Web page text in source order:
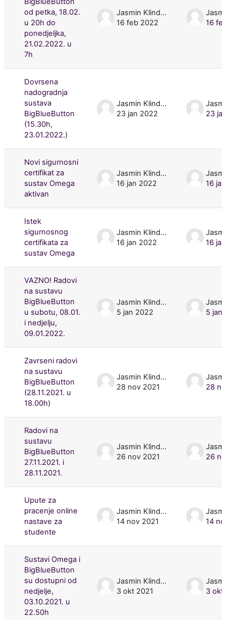
od petka, 18.02.
u 20h do
ponedjeljka,
21.02.2022. u
7h
Jasmin Klindžić
16 feb 2022
16
Dovrsena
nadogradnja
sustava
BigBlueButton
(15.30h,
23.01.2022.)
Jasmin Klindžić
23 jan 2022
23
Novi sigurnosni
certifikat za
sustav Omega
aktivan
Jasmin Klindžić
16 jan 2022
16
Istek
sigurnosnog
certifikata za
sustav Omega
Jasmin Klindžić
16 jan 2022
16
VAZNO! Radovi
na sustavu
BigBlueButton
u subotu, 08.01.
i nedjelju,
09.01.2022.
Jasmin Klindžić
5 jan 2022
5 jan
Zavrseni radovi
na sustavu
BigBlueButton
(28.11.2021. u
18.00h)
Jasmin Klindžić
28 nov 2021
28
Radovi na
sustavu
BigBlueButton
27.11.2021. i
28.11.2021.
Jasmin Klindžić
26 nov 2021
26
Upute za
pracenje online
nastave za
studente
Jasmin Klindžić
14 nov 2021
14
Sustavi Omega i
BigBlueButton
su dostupni od
nedjelje,
03.10.2021. u
22.50h
Jasmin Klindžić
3 okt 2021
3 okt